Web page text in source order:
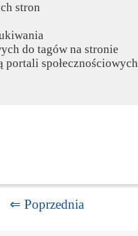
stron
do tagów na stronie
społecznościowych
⇐ Poprzednia